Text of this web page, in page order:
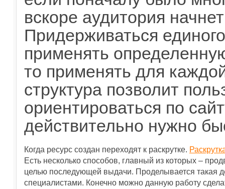
вскоре аудитория
Придерживаться
применять
то применять для
структура позволит
ориентироваться по
действительно нужно
Когда ресурс создан переходят к раскрутке.
Есть несколько способов, главный из которых –
целью последующей выдачи. Проделывается такая
специалистами. Конечно можно данную работу